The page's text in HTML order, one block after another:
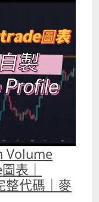
chart教學及用
何快速將pine
何快速學懂用
略autotrade 6.期
或電郵
Volume
表｜
整代碼｜麥